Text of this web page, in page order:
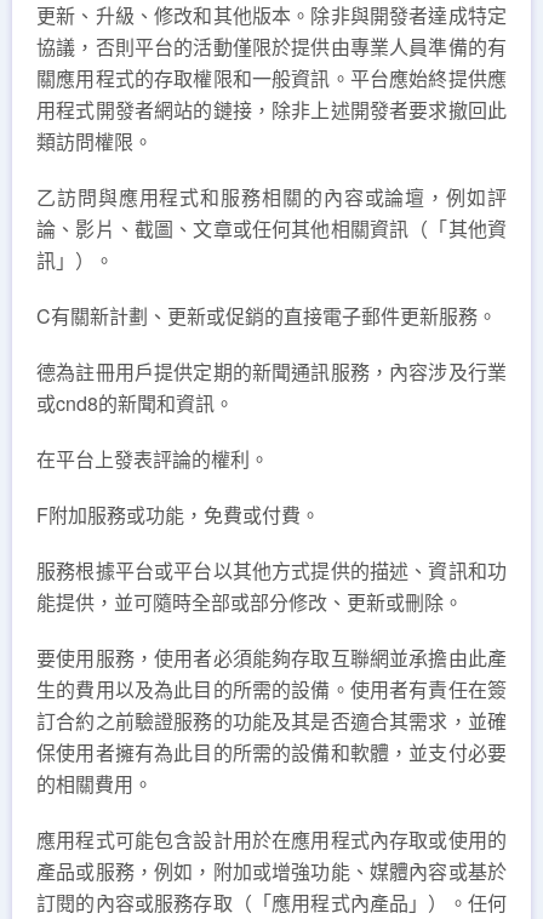
更新、升級、修改和其他版本。除非與開發者達成特定
協議，否則平台的活動僅限於提供由專業人員準備的有
關應用程式的存取權限和一般資訊。平台應始終提供應
用程式開發者網站的鏈接，除非上述開發者要求撤回此
類訪問權限。
乙訪問與應用程式和服務相關的內容或論壇，例如評
論、影片、截圖、文章或任何其他相關資訊（「其他資
訊」）。
C有關新計劃、更新或促銷的直接電子郵件更新服務。
德為註冊用戶提供定期的新聞通訊服務，內容涉及行業
或cnd8的新聞和資訊。
在平台上發表評論的權利。
F附加服務或功能，免費或付費。
服務根據平台或平台以其他方式提供的描述、資訊和功
能提供，並可隨時全部或部分修改、更新或刪除。
要使用服務，使用者必須能夠存取互聯網並承擔由此產
生的費用以及為此目的所需的設備。使用者有責任在簽
訂合約之前驗證服務的功能及其是否適合其需求，並確
保使用者擁有為此目的所需的設備和軟體，並支付必要
的相關費用。
應用程式可能包含設計用於在應用程式內存取或使用的
產品或服務，例如，附加或增強功能、媒體內容或基於
訂閱的內容或服務存取（「應用程式內產品」）。任何